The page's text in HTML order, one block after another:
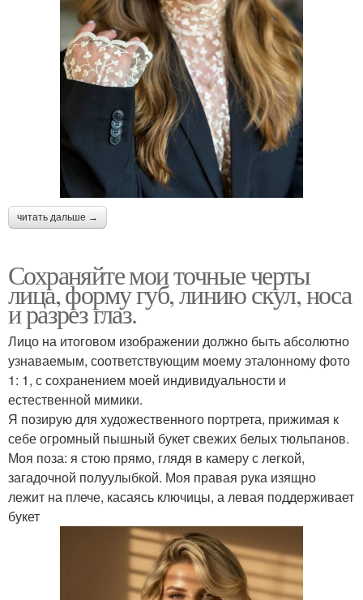
читать дальше →
Сохраняйте мои точные черты
лица, форму губ, линию скул, носа
и разрез глаз.
Лицо на итоговом изображении должно быть абсолютно
узнаваемым, соответствующим моему эталонному фото
1: 1, с сохранением моей индивидуальности и
естественной мимики.
Я позирую для художественного портрета, прижимая к
себе огромный пышный букет свежих белых тюльпанов.
Моя поза: я стою прямо, глядя в камеру с легкой,
загадочной полуулыбкой. Моя правая рука изящно
лежит на плече, касаясь ключицы, а левая поддерживает
букет